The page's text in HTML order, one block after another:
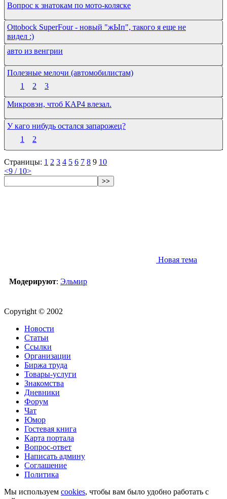
Вопрос к знатокам по мото-коляске
Ottobock SuperFour - новый "жЫп", такого я еще не
видел :)
авто из венгрии
Полезные мелочи (автомобилистам)
1
2 3
Микровэн, чтоб КАР4 влезал.
У каго нибудь остался запарожец?
1
2
Страницы: 1 2 3 4 5 6 7 8 9 10
<9 / 10>
>>
Новая тема
Модерируют: Эльмир
Copyright © 2002
Новости
Статьи
Ссылки
Организации
Биржа труда
Товары-услуги
Знакомства
Дневники
Форум
Чат
Юмор
Гостевая книга
Карта портала
Вопрос-ответ
Написать админу
Соглашение
Политика
Мы используем cookies, чтобы вам было удобно работать с